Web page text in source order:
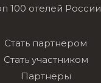
100 отелей России
Стать партнером
Стать участником
Партнеры